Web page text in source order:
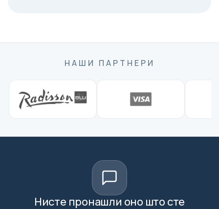
НАШИ ПАРТНЕРИ
Нисте пронашли оно што сте